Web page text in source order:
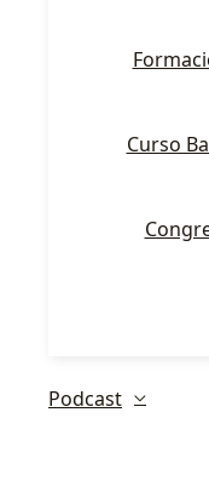
Curso
Podcast